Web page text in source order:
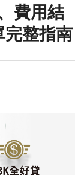
費用結
完整指南